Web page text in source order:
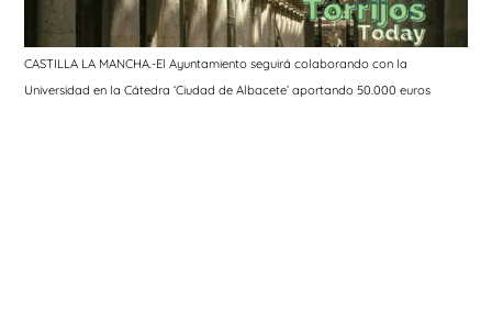
CASTILLA LA MANCHA.-El Ayuntamiento seguirá colaborando con la
Universidad en la Cátedra ‘Ciudad de Albacete’ aportando 50.000 euros